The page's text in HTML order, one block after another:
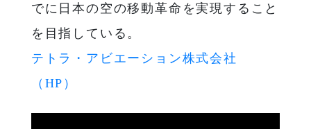
でに日本の空の移動革命を実現すること
を目指している。
テトラ・アビエーション株式会社
（HP）